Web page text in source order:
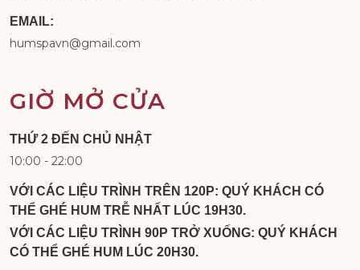
EMAIL:
humspavn@gmail.com
GIỜ MỞ CỬA
THỨ 2 ĐẾN CHỦ NHẬT
10:00 - 22:00
VỚI CÁC LIỆU TRÌNH TRÊN 120P: QUÝ KHÁCH CÓ
THỂ GHÉ HUM TRỄ NHẤT LÚC 19H30.
VỚI CÁC LIỆU TRÌNH 90P TRỞ XUỐNG: QUÝ KHÁCH
CÓ THỂ GHÉ HUM LÚC 20H30.